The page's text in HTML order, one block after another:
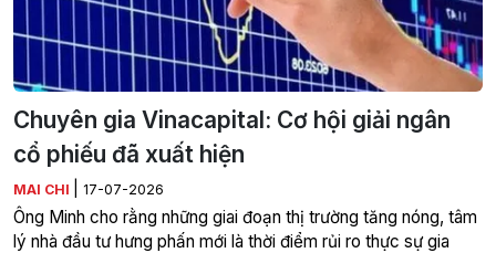
Chuyên gia Vinacapital: Cơ hội giải ngân
cổ phiếu đã xuất hiện
MAI CHI 17-07-2026
Ông Minh cho rằng những giai đoạn thị trường tăng nóng, tâm
lý nhà đầu tư hưng phấn mới là thời điểm rủi ro thực sự gia